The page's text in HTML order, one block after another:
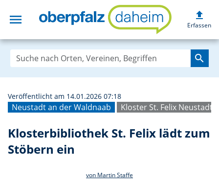
menu upload
Erfassen
search
Neustadt an der Waldnaab Kloster St. Felix Neustadt
Veröffentlicht am 14.01.2026 07:18
Klosterbibliothek St. Felix lädt zum
Stöbern ein
von Martin Staffe